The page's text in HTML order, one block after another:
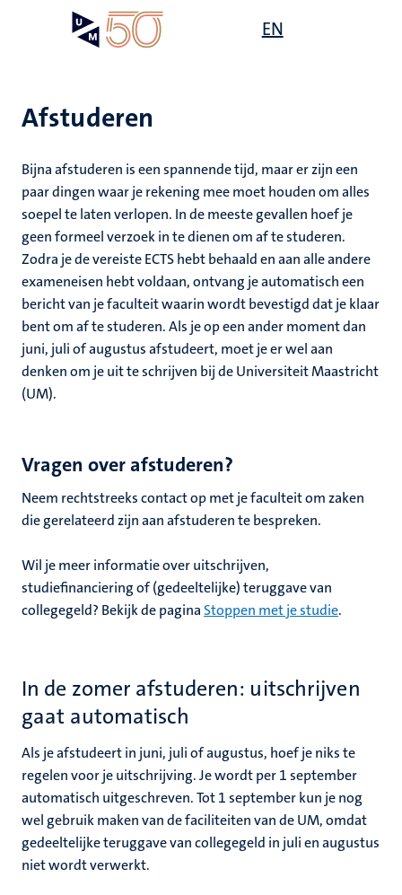
gaan
EN
Afstuderen
Bijna afstuderen is een spannende tijd, maar er zijn een
paar dingen waar je rekening mee moet houden om alles
soepel te laten verlopen. In de meeste gevallen hoef je
geen formeel verzoek in te dienen om af te studeren.
Zodra je de vereiste ECTS hebt behaald en aan alle andere
exameneisen hebt voldaan, ontvang je automatisch een
bericht van je faculteit waarin wordt bevestigd dat je klaar
bent om af te studeren. Als je op een ander moment dan
juni, juli of augustus afstudeert, moet je er wel aan
denken om je uit te schrijven bij de Universiteit Maastricht
(UM).
Vragen over afstuderen?
Neem rechtstreeks contact op met je faculteit om zaken
die gerelateerd zijn aan afstuderen te bespreken.
Wil je meer informatie over uitschrijven,
studiefinanciering of (gedeeltelijke) teruggave van
collegegeld? Bekijk de pagina Stoppen met je studie.
In de zomer afstuderen: uitschrijven
gaat automatisch
Als je afstudeert in juni, juli of augustus, hoef je niks te
regelen voor je uitschrijving. Je wordt per 1 september
automatisch uitgeschreven. Tot 1 september kun je nog
wel gebruik maken van de faciliteiten van de UM, omdat
gedeeltelijke teruggave van collegegeld in juli en augustus
niet wordt verwerkt.